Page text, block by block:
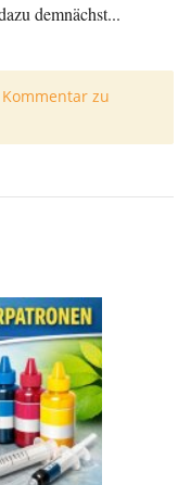
demnächst...
zu